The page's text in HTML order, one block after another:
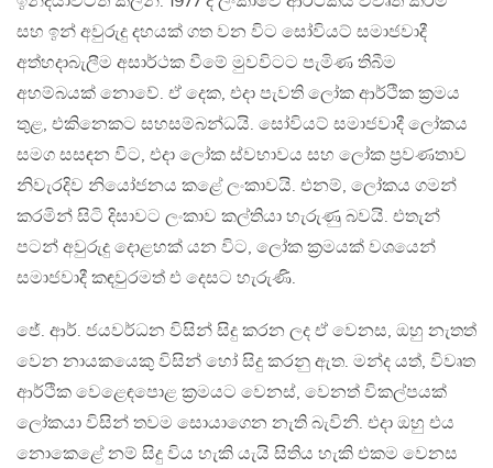
සහ ඉන් අවුරුදු දහයක් ගත වන විට සෝවියට් සමාජවාදී
අත්හදාබැලීම අසාර්ථක වීමේ මුවවිටට පැමිණ තිබීම
අහම්බයක් නොවේ. ඒ දෙක, එදා පැවති ලෝක ආර්ථික ක්‍රමය
තුළ, එකිනෙකට සහසම්බන්ධයි. සෝවියට් සමාජවාදී ලෝකය
සමග සසඳන විට, එදා ලෝක ස්වභාවය සහ ලෝක ප්‍රවණතාව
නිවැරදිව නියෝජනය කළේ ලංකාවයි. එනම්, ලෝකය ගමන්
කරමින් සිටි දිසාවට ලංකාව කල්තියා හැරුණු බවයි. එතැන්
පටන් අවුරුදු දොළහක් යන විට, ලෝක ක්‍රමයක් වශයෙන්
සමාජවාදී කඳවුරමත් එ දෙසට හැරුණි.
ජේ. ආර්. ජයවර්ධන විසින් සිදු කරන ලද ඒ වෙනස, ඔහු නැතත්
වෙන නායකයෙකු විසින් හෝ සිදු කරනු ඇත. මන්ද යත්, විවෘත
ආර්ථික වෙළෙඳපොළ ක්‍රමයට වෙනස්, වෙනත් විකල්පයක්
ලෝකයා විසින් තවම සොයාගෙන නැති බැවිනි. එදා ඔහු එය
නොකෙළේ නම් සිදු විය හැකි යැයි සිතිය හැකි එකම වෙනස